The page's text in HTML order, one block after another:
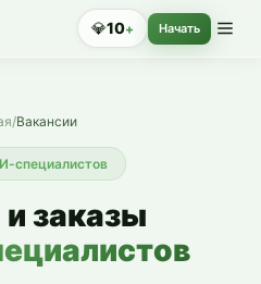
💎10+ Начать
/Вакансии
специалистов
заказы